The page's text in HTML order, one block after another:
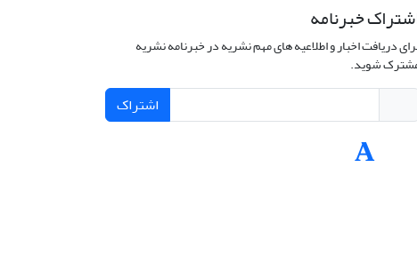
خبرنامه
دریافت اخبار و اطلاعیه های مهم نشریه در خبرنامه نشریه
شوید.
اشتراک